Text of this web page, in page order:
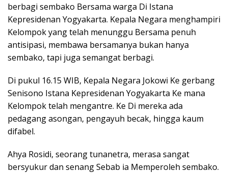
berbagi sembako Bersama warga Di Istana
Kepresidenan Yogyakarta. Kepala Negara menghampiri
Kelompok yang telah menunggu Bersama penuh
antisipasi, membawa bersamanya bukan hanya
sembako, tapi juga semangat berbagi.
Di pukul 16.15 WIB, Kepala Negara Jokowi Ke gerbang
Senisono Istana Kepresidenan Yogyakarta Ke mana
Kelompok telah mengantre. Ke Di mereka ada
pedagang asongan, pengayuh becak, hingga kaum
difabel.
Ahya Rosidi, seorang tunanetra, merasa sangat
bersyukur dan senang Sebab ia Memperoleh sembako.